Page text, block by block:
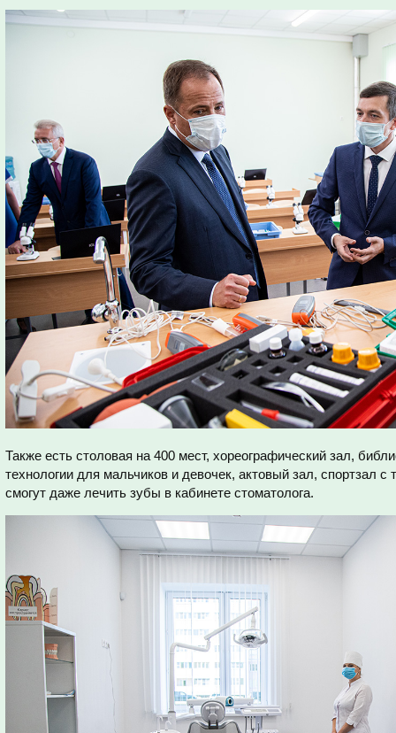
Также есть столовая на 400 мест, хореографический зал,
технологии для мальчиков и девочек, актовый зал, спортзал
смогут даже лечить зубы в кабинете стоматолога.